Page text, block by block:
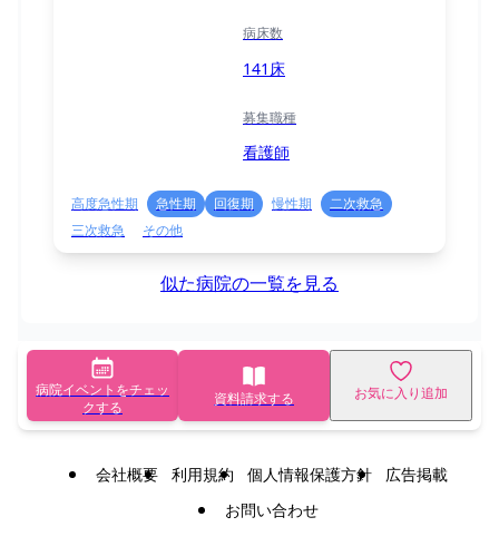
病床数
141床
募集職種
看護師
高度急性期 急性期 回復期 慢性期
二次救急
三次救急
その他
似た病院の一覧を見る
病院イベントをチェッ
クする
資料請求する お気に入り追加
会社概要 利用規約 個人情報保護方針
広告掲載
お問い合わせ